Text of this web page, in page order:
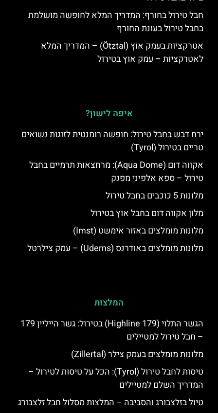
חבל טירול בחורף: המדריך המלא לחופשה מושלמת
בחבל טירול בעונת החורף
אטרקציות בעמק אוץ (Ötztal) – המדריך המלא
לאטרקציות – עמק אוץ בטירול
איפה לישון?
ירח דבש בחבל טירול: חופשה רומנטית לזוגות נשואים
טריים בטירול (Tyrol)
אקווה דום (Aqua Dome): מרחצאות תרמיים בחבל
טירול – ספא אלפיני מפנק
מלונות 5 כוכבים בחבל טירול
מלון אקווה דום בחבל אוץ בטירול
מלונות מומלצים באזור אימשט (Imst)
מלונות מומלצים באודרנס (Uderns) – עמק צילרטל
המלצות
הגשר התלוי (Highline 179) בטירול: גשר הייליין 179
– חבל טירול למטיילים
מלונות מומלצים בעמק צילר (Zillertal)
טיסות לחבל טירול (Tyrol): הכל על טיסות לטירול –
המדריך השלם למטיילים
טיול בזלצבורג והסביבה – המלצות מסלול חבל זלצבורג